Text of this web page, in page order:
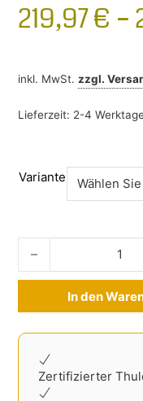
219,97€ –
inkl. MwSt. zzgl.
Lieferzeit: 2-4 Werktage
Variante
Dachträger VW
In den
Zertifizierter